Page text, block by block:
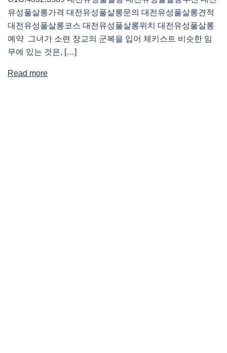
유성풀살롱가격 대전유성풀살롱문의 대전유성풀살롱견적
대전유성풀살롱코스 대전유성풀살롱위치 대전유성풀살롱
예약 그녀가 소련 장교의 군복을 입어 체키스트 비슷한 임
무에 있는 것은, […]
Read more